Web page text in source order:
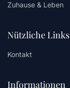
Zuhause & Leben
Nützliche Links
Kontakt
Informationen